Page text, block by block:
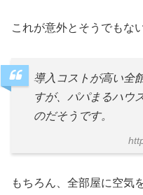
これが意外とそうでもな
導入コストが高い全
すが、パパまるハウ
のだそうです。
もちろん、全部屋に空気